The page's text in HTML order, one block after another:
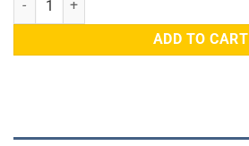
ADD TO CART